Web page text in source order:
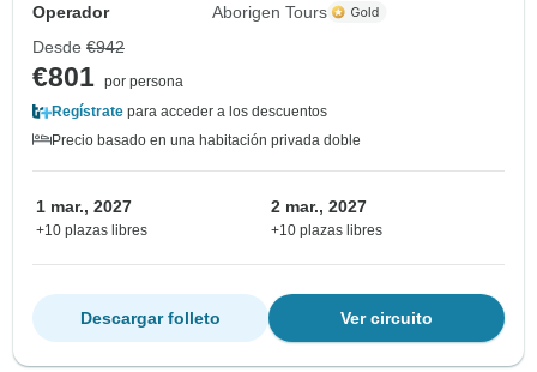
Operador
Aborigen Tours
Desde €942
€801 por persona
Regístrate para acceder a los descuentos
Precio basado en una habitación privada doble
1 mar., 2027
+10 plazas libres
2 mar., 2027
+10 plazas libres
Ver circuito
Descargar folleto